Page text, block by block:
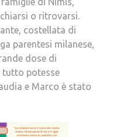
o ritrovarsi.
costellata di
parentesi milanese,
dose di
tutto potesse
e Marco è stato